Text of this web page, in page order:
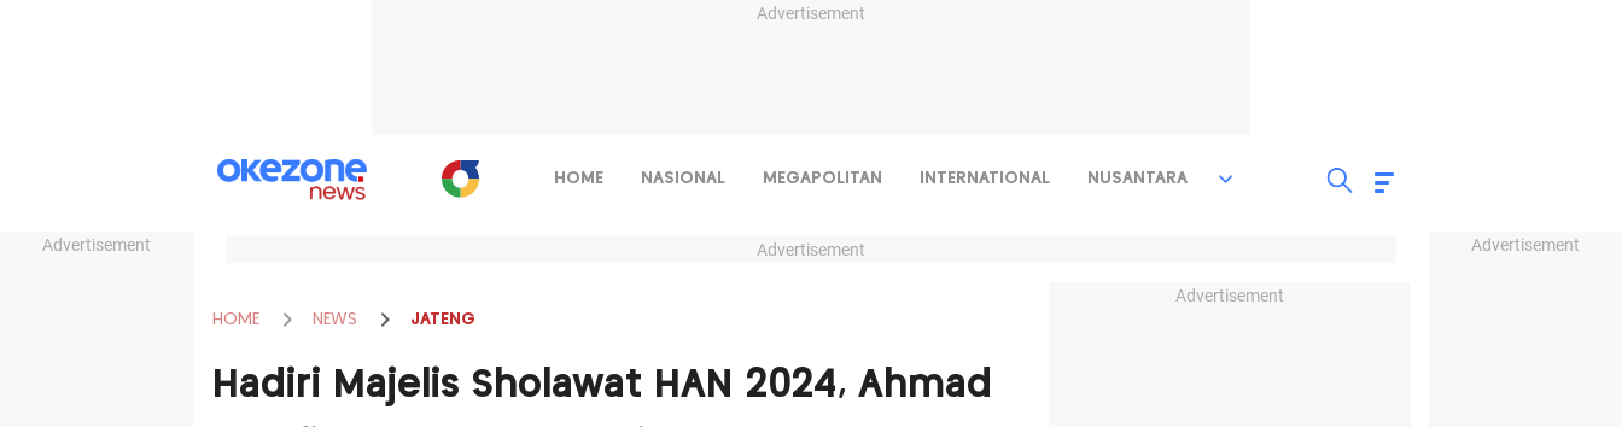
Advertisement
Advertisement Advertisement
HOME NASIONAL MEGAPOLITAN INTERNATIONAL NUSANTARA
Advertisement
HOME NEWS JATENG
Hadiri Majelis Sholawat HAN 2024, Ahmad
Advertisement